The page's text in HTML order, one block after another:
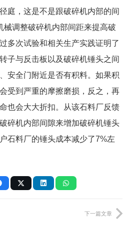
庭，这是不是跟破碎机内部的间
械调整破碎机内部间距来提高破
多次试验和相关生产实践证明了
子与反击板以及破碎机锤头之间
安全门附近是否有积料。如果积
受到严重的摩擦磨损，反之，再
也会大大折扣。从该石料厂反馈
碎机内部间隙来增加破碎机锤头
石料厂的锤头成本减少了7%左
下一篇文章